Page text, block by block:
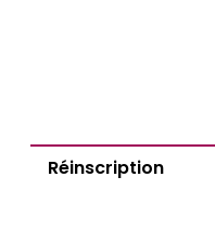
Réinscription